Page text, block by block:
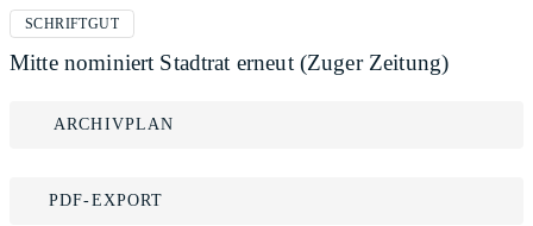
SCHRIFTGUT
Mitte nominiert Stadtrat erneut (Zuger Zeitung)
ARCHIVPLAN
PDF-EXPORT